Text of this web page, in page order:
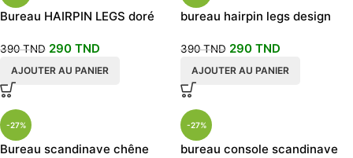
Bureau HAIRPIN LEGS doré
390TND 290 TND
AJOUTER AU PANIER
bureau hairpin legs design
390TND 290 TND
AJOUTER AU PANIER
-27%
Bureau scandinave chêne
-27%
bureau console scandinave